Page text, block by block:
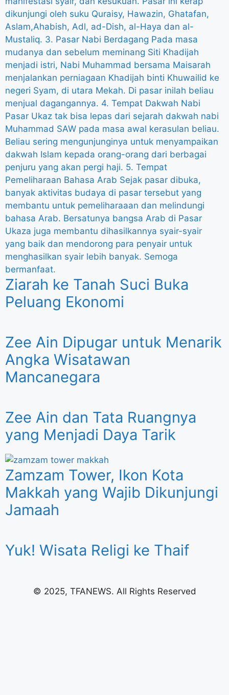
Ziarah ke Tanah Suci Buka
Peluang Ekonomi
Zee Ain Dipugar untuk Menarik
Angka Wisatawan
Mancanegara
Zee Ain dan Tata Ruangnya
yang Menjadi Daya Tarik
Zamzam Tower, Ikon Kota
Makkah yang Wajib Dikunjungi
Jamaah
Yuk! Wisata Religi ke Thaif
© 2025, TFANEWS. All Rights Reserved